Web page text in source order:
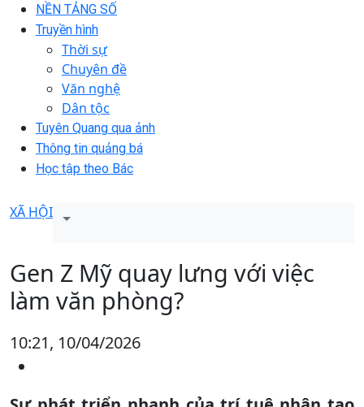
NỀN TẢNG SỐ
Truyền hình
Thời sự
Chuyên đề
Văn nghệ
Dân tộc
Tuyên Quang qua ảnh
Thông tin quảng bá
Học tập theo Bác
XÃ HỘI
Gen Z Mỹ quay lưng với việc
làm văn phòng?
10:21, 10/04/2026